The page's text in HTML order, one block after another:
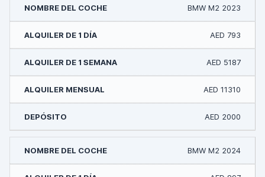
BMW M2 2023
AED 793
AED 5187
AED 11310
AED 2000
BMW M2 2024